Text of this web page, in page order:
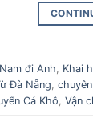
đi Anh Khai
Đà Nẵng
Cá Khô Vận